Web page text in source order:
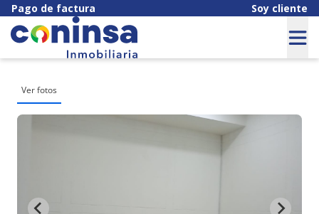
Pago de factura Soy cliente
Ver fotos